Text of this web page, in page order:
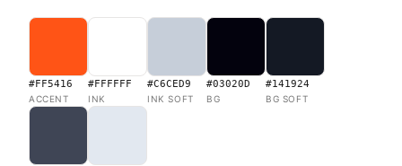
#FF5416
ACCENT
#FFFFFF
INK
#C6CED9
INK SOFT
#03020D
BG
#141924
BG SOFT